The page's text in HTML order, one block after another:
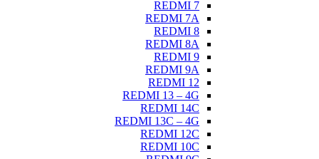
REDMI 7
REDMI 7A
REDMI 8
REDMI 8A
REDMI 9
REDMI 9A
REDMI 12
REDMI 13 – 4G
REDMI 14C
REDMI 13C – 4G
REDMI 12C
REDMI 10C